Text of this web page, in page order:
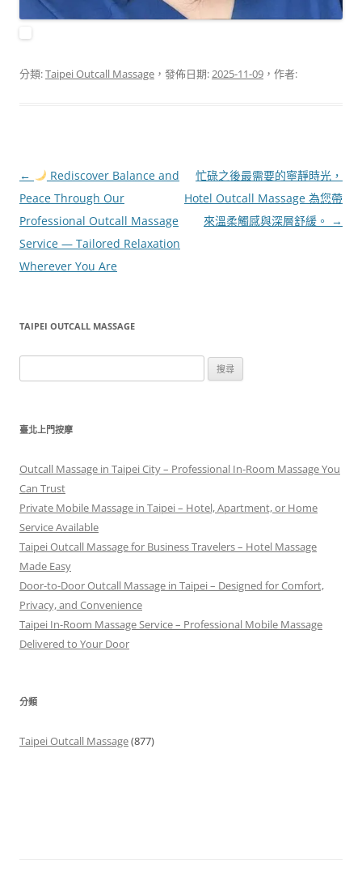
分類:Taipei Outcall Massage ，發佈日期:2025-11-09 ，作者:
文
章
導
覽
←
Rediscover Balance and
Peace Through Our
Professional Outcall Massage
Service — Tailored Relaxation
Wherever You Are
忙碌之後最需要的寧靜時光，
Hotel Outcall Massage 為您帶
來溫柔觸感與深層舒緩。 →
TAIPEI OUTCALL MASSAGE
尋
鍵
臺北上門按摩
Outcall Massage in Taipei City – Professional In-Room Massage You
Can Trust
Private Mobile Massage in Taipei – Hotel, Apartment, or Home
Service Available
Taipei Outcall Massage for Business Travelers – Hotel Massage
Made Easy
Door-to-Door Outcall Massage in Taipei – Designed for Comfort,
Privacy, and Convenience
Taipei In-Room Massage Service – Professional Mobile Massage
Delivered to Your Door
分類
Taipei Outcall Massage(877)